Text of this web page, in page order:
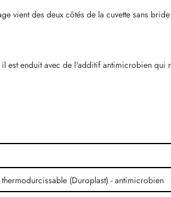
vient des deux côtés de la cuvette sans
est enduit avec de l'additif antimicrobien
(Duroplast) - antimicrobien